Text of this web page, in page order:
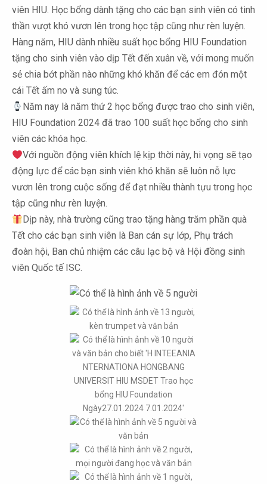
viên HIU. Học bổng dành tặng cho các bạn sinh viên có tinh
thần vượt khó vươn lên trong học tập cũng như rèn luyện.
Hàng năm, HIU dành nhiều suất học bổng HIU Foundation
tặng cho sinh viên vào dịp Tết đến xuân về, với mong muốn
sẻ chia bớt phần nào những khó khăn để các em đón một
cái Tết ấm no và sung túc.
Năm nay là năm thứ 2 học bổng được trao cho sinh viên,
HIU Foundation 2024 đã trao 100 suất học bổng cho sinh
viên các khóa học.
Với nguồn động viên khích lệ kịp thời này, hi vọng sẽ tạo
động lực để các bạn sinh viên khó khăn sẽ luôn nỗ lực
vươn lên trong cuộc sống để đạt nhiều thành tựu trong học
tập cũng như rèn luyện.
Dịp này, nhà trường cũng trao tặng hàng trăm phần quà
Tết cho các bạn sinh viên là Ban cán sự lớp, Phụ trách
đoàn hội, Ban chủ nhiệm các câu lạc bộ và Hội đồng sinh
viên Quốc tế ISC.